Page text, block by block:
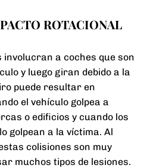
ROTACIONAL
involucran a coches que son
y luego giran debido a la
puede resultar en
el vehículo golpea a
o edificios y cuando los
golpean a la víctima. Al
colisiones son muy
muchos tipos de lesiones.